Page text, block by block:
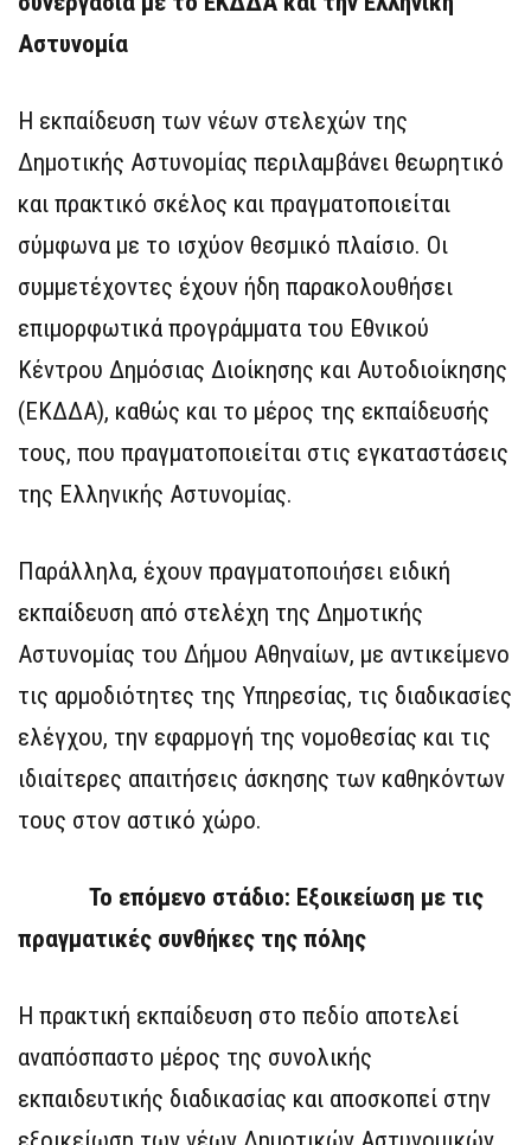
Αστυνομία
Η εκπαίδευση των νέων στελεχών της
Δημοτικής Αστυνομίας περιλαμβάνει θεωρητικό
και πρακτικό σκέλος και πραγματοποιείται
σύμφωνα με το ισχύον θεσμικό πλαίσιο. Οι
συμμετέχοντες έχουν ήδη παρακολουθήσει
επιμορφωτικά προγράμματα του Εθνικού
Κέντρου Δημόσιας Διοίκησης και Αυτοδιοίκησης
(ΕΚΔΔΑ), καθώς και το μέρος της εκπαίδευσής
τους, που πραγματοποιείται στις εγκαταστάσεις
της Ελληνικής Αστυνομίας.
Παράλληλα, έχουν πραγματοποιήσει ειδική
εκπαίδευση από στελέχη της Δημοτικής
Αστυνομίας του Δήμου Αθηναίων, με αντικείμενο
τις αρμοδιότητες της Υπηρεσίας, τις διαδικασίες
ελέγχου, την εφαρμογή της νομοθεσίας και τις
ιδιαίτερες απαιτήσεις άσκησης των καθηκόντων
τους στον αστικό χώρο.
Το επόμενο στάδιο: Εξοικείωση με τις
πραγματικές συνθήκες της πόλης
Η πρακτική εκπαίδευση στο πεδίο αποτελεί
αναπόσπαστο μέρος της συνολικής
εκπαιδευτικής διαδικασίας και αποσκοπεί στην